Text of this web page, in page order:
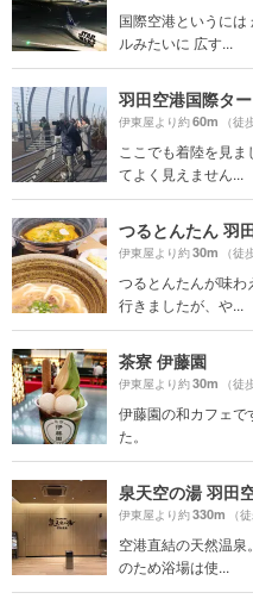
国際空港というに
ルみたいに 広す...
羽田空港国際タ
伊東屋より約60m （徒
ここでも着陸を見
てよく見えません...
つるとんたん 羽
伊東屋より約30m （徒
つるとんたんが味わ
行きましたが、や...
茶寮 伊藤園
伊東屋より約30m （徒
伊藤園の和カフェで
た。
泉天空の湯 羽田
伊東屋より約330m （
空港直結の天然温
のため浴場は使...